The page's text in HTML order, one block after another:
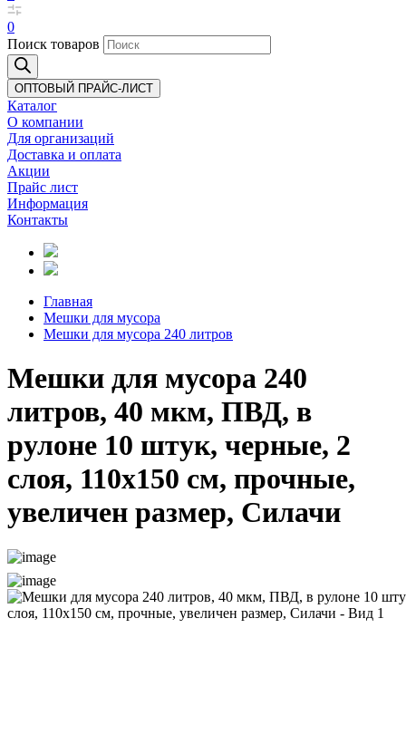
0
Поиск товаров
ОПТОВЫЙ ПРАЙС-ЛИСТ
Каталог
О компании
Для организаций
Доставка и оплата
Акции
Прайс лист
Информация
Контакты
Главная
Мешки для мусора
Мешки для мусора 240 литров
Мешки для мусора 240
литров, 40 мкм, ПВД, в
рулоне 10 штук, черные, 2
слоя, 110х150 см, прочные,
увеличен размер, Силачи